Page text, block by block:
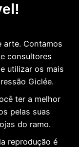
arte. Contamos
consultores
utilizar os mais
Giclée.
ter a melhor
pelas suas
do ramo.
reprodução é